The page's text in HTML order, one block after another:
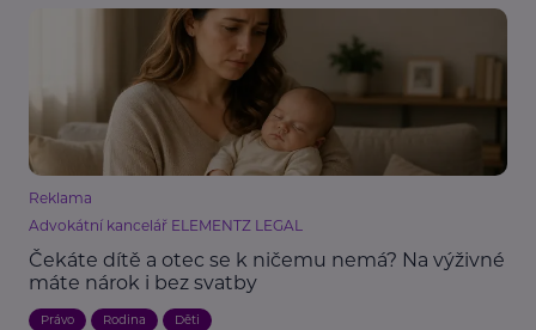
Reklama
Advokátní kancelář ELEMENTZ LEGAL
Čekáte dítě a otec se k ničemu nemá? Na výživné
máte nárok i bez svatby
Právo Rodina Děti